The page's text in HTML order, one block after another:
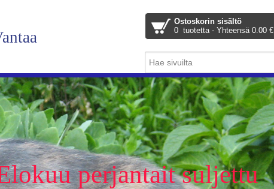
Ostoskorin sisältö
0 tuotetta - Yhteensä 0.00 €
perjantait suljettu